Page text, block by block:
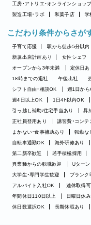
工房・アトリエ・オンラインショッ
製造工場・ラボ
和菓子店 学
こだわり条件からさが
子育て応援 駅から徒歩5分以内
新規出店計画あり
女性シェフ
オープンから3年未満
定休日あ
18時までの退社
午後出社
シフト自由・相談OK
週1日から
週4日以上OK
1日4h以内OK
引っ越し補助/住宅手当あり
昇
正社員登用あり
講習費・コン
まかない・食事補助あり
転勤な
自転車通勤OK
海外研修あり
第二新卒歓迎
若手積極採用
異業種からの転職歓迎
Uターン
大学生・専門学生歓迎
ブランク
アルバイト入社OK
連休取得
年間休日110日以上
日曜日休み
休日数選択OK
長期休暇あり